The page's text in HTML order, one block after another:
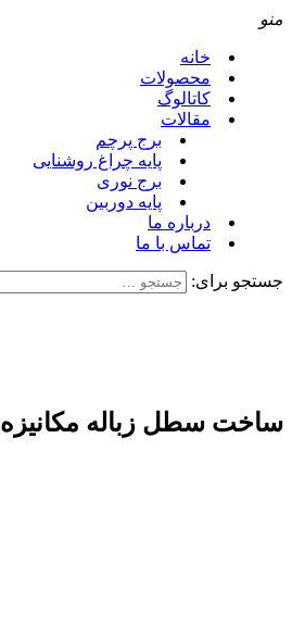
منو
خانه
محصولات
کاتالوگ
مقالات
برج پرچم
پایه چراغ روشنایی
برج نوری
پایه دوربین
درباره ما
تماس با ما
جستجو برای:
ساخت سطل زباله مکانیزه 770 لیتری